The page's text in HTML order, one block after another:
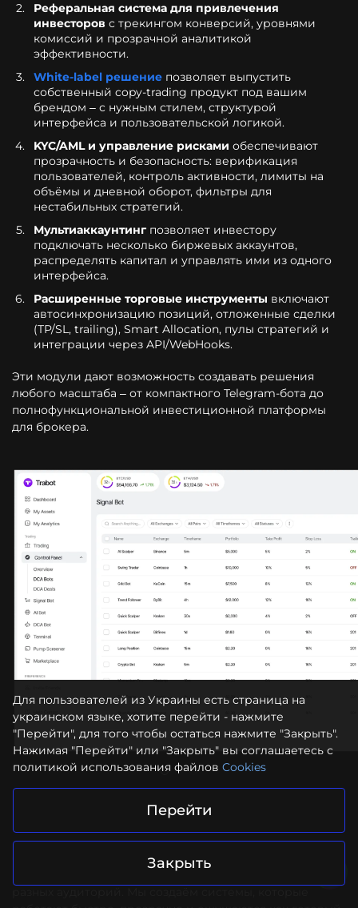
Реферальная система для привлечения
инвесторов с трекингом конверсий, уровнями
комиссий и прозрачной аналитикой
эффективности.
White-label решение позволяет выпустить
собственный copy-trading продукт под вашим
брендом – с нужным стилем, структурой
интерфейса и пользовательской логикой.
KYC/AML и управление рисками обеспечивают
прозрачность и безопасность: верификация
пользователей, контроль активности, лимиты на
объёмы и дневной оборот, фильтры для
нестабильных стратегий.
Мультиаккаунтинг позволяет инвестору
подключать несколько биржевых аккаунтов,
распределять капитал и управлять ими из одного
интерфейса.
Расширенные торговые инструменты включают
автосинхронизацию позиций, отложенные сделки
(TP/SL, trailing), Smart Allocation, пулы стратегий и
интеграции через API/WebHooks.
Эти модули дают возможность создавать решения
любого масштаба – от компактного Telegram-бота до
полнофункциональной инвестиционной платформы
для брокера.
Примеры сценариев
Copy-trading – это не один продукт, а десятки форматов,
которые можно запустить на разных рынках и для
Для пользователей из Украины есть страница на
украинском языке, хотите перейти - нажмите
"Перейти", для того чтобы остаться нажмите "Закрыть".
Нажимая "Перейти" или "Закрыть" вы соглашаетесь с
политикой использования файлов Cookies
Перейти
Закрыть